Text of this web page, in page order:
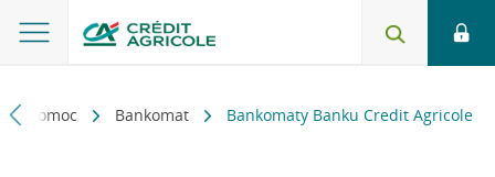
i pomoc Bankomat Bankomaty Banku Credit Agricole